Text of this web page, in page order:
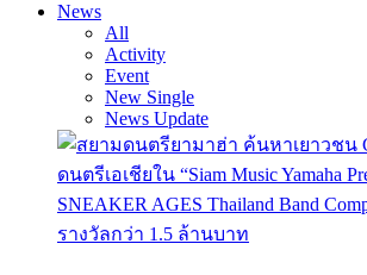
News
All
Activity
Event
New Single
News Update